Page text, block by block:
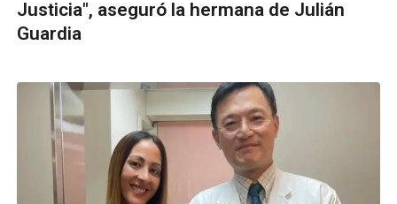
Justicia", aseguró la hermana de Julián
Guardia